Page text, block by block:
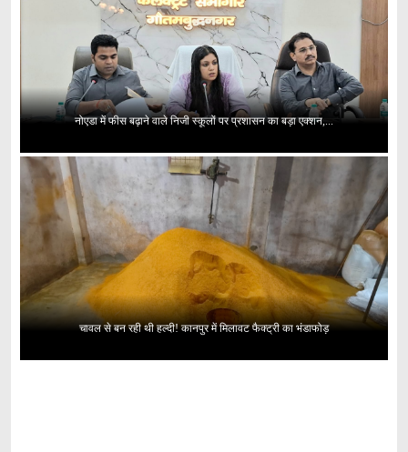
नोएडा में फीस बढ़ाने वाले निजी स्कूलों पर प्रशासन का बड़ा एक्शन,...
चावल से बन रही थी हल्दी! कानपुर में मिलावट फैक्ट्री का भंडाफोड़